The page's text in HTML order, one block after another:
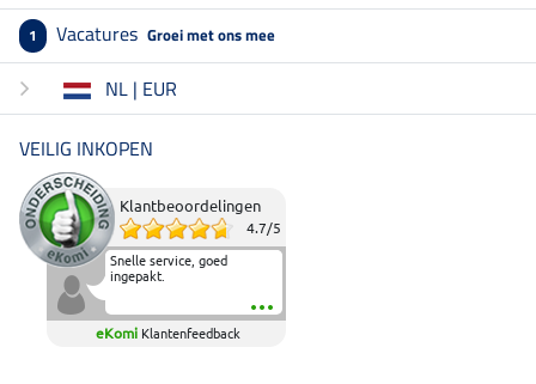
1 Vacatures Groei met ons mee
NL | EUR
VEILIG INKOPEN
Klantbeoordelingen
4.7/5
Snelle service, goed
ingepakt.
eKomi Klantenfeedback